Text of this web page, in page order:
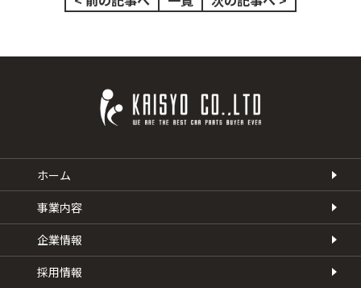
ホーム
事業内容
企業情報
採用情報